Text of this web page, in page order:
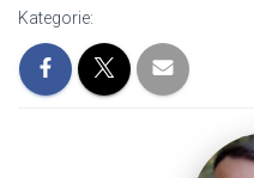
Kategorie: